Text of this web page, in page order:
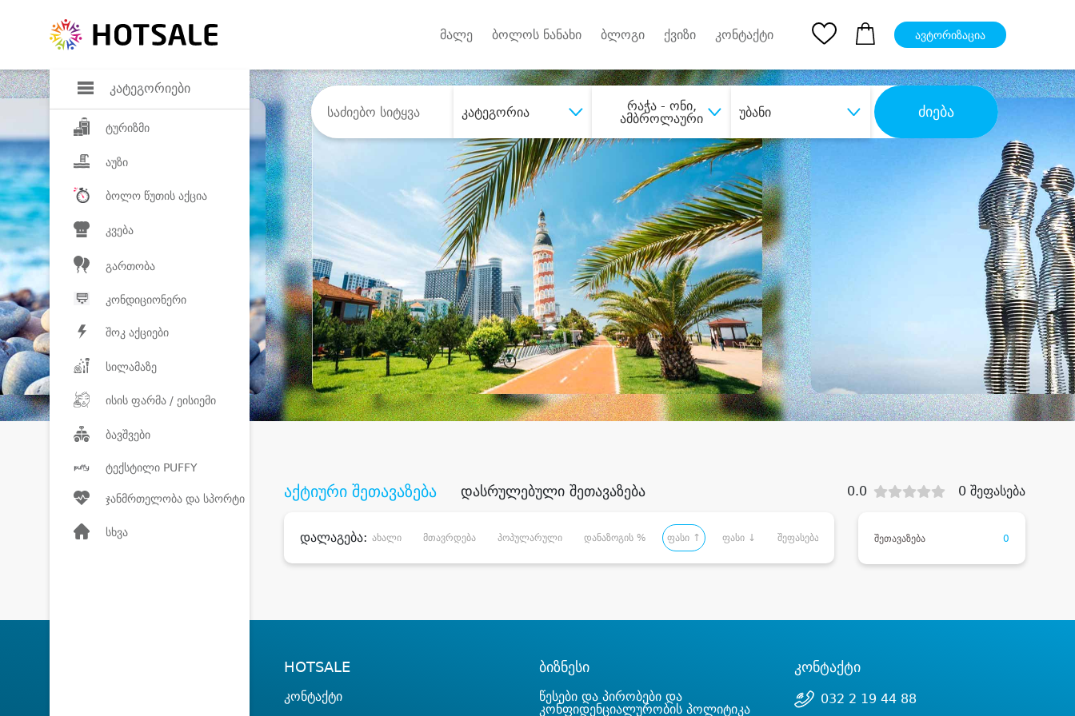
კატეგორიები
ტურიზმი
აუზი
ბოლო წუთის აქცია
კვება
გართობა
კონდიციონერი
შოკ აქციები
სილამაზე
ისის ფარმა / ეისიემი
ბავშვები
ტექსტილი PUFFY
ჯანმრთელობა და სპორტი
სხვა
მალე ბოლოს ნანახი ბლოგი ქვიზი კონტაქტი ავტორიზაცია
კატეგორია
რაჭა - ონი,
ამბროლაური
უბანი ძიება
შეიძინესასურველი მომსახურებადიდი დანაზოგით
აქტიური შეთავაზება დასრულებული შეთავაზება 0.0 0 შეფასება
დალაგება: ახალი მთავრდება პოპულარული დანაზოგის % ფასი ↑ ფასი ↓ შეფასება შეთავაზება 0
HOTSALE
კონტაქტი
ბიზნესი
წესები და პირობები და
კონფიდენციალურობის პოლიტიკა
კონტაქტი
032 2 19 44 88